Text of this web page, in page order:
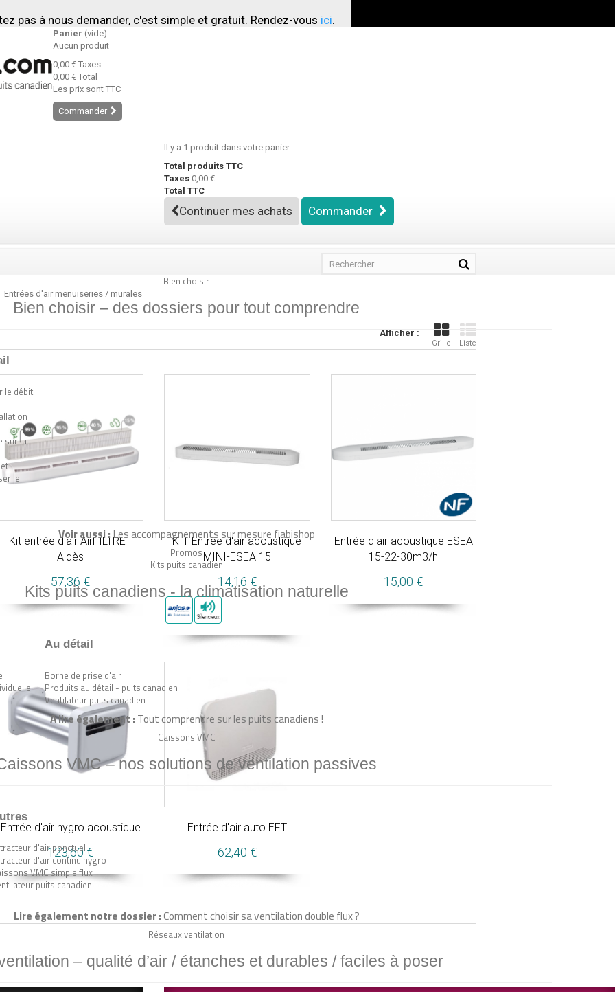
pas à nous demander, c'est simple et gratuit. Rendez-vous ici.
Panier (vide)
Aucun produit
0,00 € Taxes
0,00 € Total
Les prix sont TTC
Commander
Il y a 1 produit dans votre panier.
Total produits TTC
Taxes 0,00 €
Total TTC
Continuer mes achats Commander
Bien choisir
Bien choisir – des dossiers pour tout comprendre
le débit
sur la
le
Voir aussi :Les accompagnements sur mesure fiabishop
Promos
Kits puits canadien
Kits puits canadiens - la climatisation naturelle
Au détail
Borne de prise d'air
Produits au détail - puits canadien
Ventilateur puits canadien
A lire également : Tout comprendre sur les puits canadiens !
Caissons VMC
VMC – nos solutions de ventilation passives
d'air ponctuel
d'air continu hygro
VMC simple flux
puits canadien
Lire également notre dossier :Comment choisir sa ventilation double flux ?
Réseaux ventilation
– qualité d’air / étanches et durables / faciles à poser
Entrées d'air menuiseries / murales
Afficher :
Grille Liste
Kit entrée d'air AirFILTRE -
Aldès
57,36 €
KIT Entrée d'air acoustique
MINI-ESEA 15
14,16 €
Entrée d'air acoustique ESEA
15-22-30m3/h
15,00 €
Entrée d'air hygro acoustique
123,60 €
Entrée d'air auto EFT
62,40 €